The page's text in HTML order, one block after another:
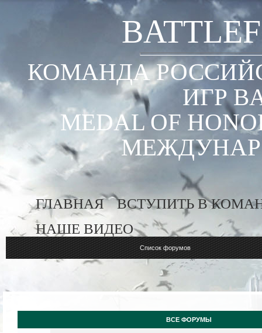
КОМАНДА
ИГР
MEDAL OF
ГЛАВНАЯ
ВСТУПИТЬ В
НАШЕ ВИДЕО
Список форумов
ВСЕ ФОРУМЫ